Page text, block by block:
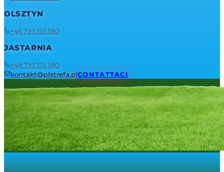
OLSZTYN
+48 793 155 580
JASTARNIA
+48 793 155 580
kontakt@plstrefa.plCONTATTACI